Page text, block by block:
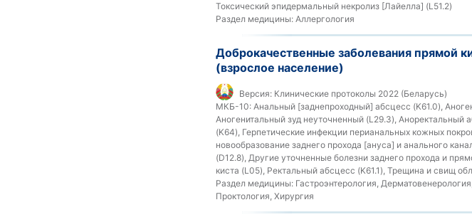
Токсический эпидермальный некролиз [Лайелла] (L51.2)
Раздел медицины: Аллергология
Доброкачественные заболевания прямой
(взрослое население)
Версия: Клинические протоколы 2022 (Беларусь)
МКБ-10: Анальный [заднепроходный] абсцесс (K61.0),
Аногенитальный зуд неуточненный (L29.3), Аноректальный
(K64), Герпетические инфекции перианальных кожных
новообразование заднего прохода [ануса] и анального
(D12.8), Другие уточненные болезни заднего прохода и
киста (L05), Ректальный абсцесс (K61.1), Трещина и свищ
Раздел медицины: Гастроэнтерология,
Проктология, Хирургия